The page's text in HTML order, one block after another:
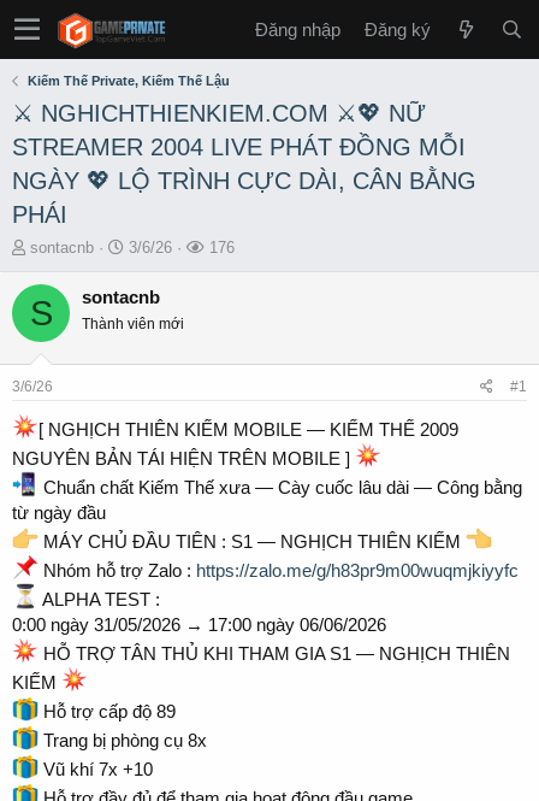
Đăng nhập Đăng ký
Kiếm Thế Private, Kiếm Thế Lậu
⚔️ NGHICHTHIENKIEM.COM ⚔️💖 NỮ
STREAMER 2004 LIVE PHÁT ĐỒNG MỖI
NGÀY 💖 LỘ TRÌNH CỰC DÀI, CÂN BẰNG
PHÁI
T
r
e
s
a
t
e
sontacnb
S
a
t
e
3/6/26
L176
S sontacnb
Thành viên mới
3/6/26 #1
[ NGHỊCH THIÊN KIẾM MOBILE — KIẾM THẾ 2009
NGUYÊN BẢN TÁI HIỆN TRÊN MOBILE ]
Chuẩn chất Kiếm Thế xưa — Cày cuốc lâu dài — Công bằng
từ ngày đầu
MÁY CHỦ ĐẦU TIÊN : S1 — NGHỊCH THIÊN KIẾM
Nhóm hỗ trợ Zalo : https://zalo.me/g/h83pr9m00wuqmjkiyyfc
ALPHA TEST :
0:00 ngày 31/05/2026 → 17:00 ngày 06/06/2026
HỖ TRỢ TÂN THỦ KHI THAM GIA S1 — NGHỊCH THIÊN
KIẾM
Hỗ trợ cấp độ 89
Trang bị phòng cụ 8x
Vũ khí 7x +10